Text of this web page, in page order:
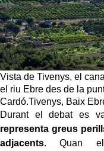
Vista de Tivenys, el
el riu Ebre des de la
Cardó.Tivenys, Baix
Durant el debat es
representa greus
adjacents. Quan